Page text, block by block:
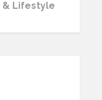
& Lifestyle